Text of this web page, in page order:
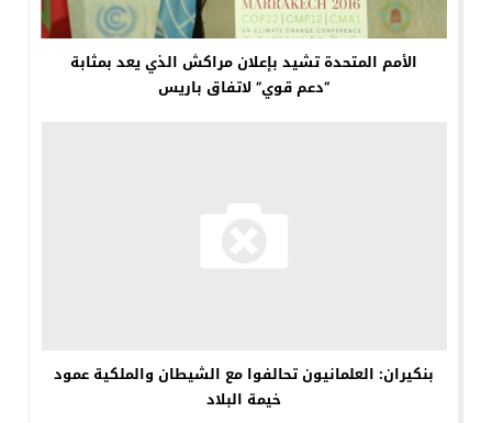
الأمم المتحدة تشيد بإعلان مراكش الذي يعد بمثابة
“دعم قوي” لاتفاق باريس
بنكيران: العلمانيون تحالفوا مع الشيطان والملكية عمود
خيمة البلاد